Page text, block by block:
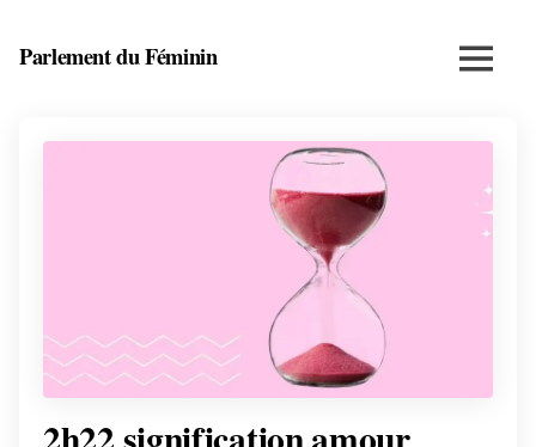
Parlement du Féminin
bien-
Menu